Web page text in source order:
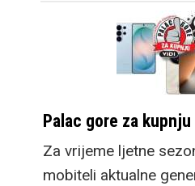
Palac gore za
Za vrijeme ljetne
mobiteli aktualne